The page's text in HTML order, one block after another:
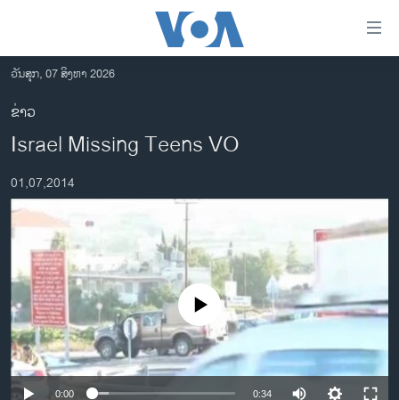
ເຂົ້າ
ຫາ
ຂ້າມ
ຂ້າມ
ໄປ
ຫາ
ຊອກ
ອາເມຣິກາ
ການເລືອກຕັ້ງ ປະທານາທີບໍດີ ສະຫະລັດ 2024
ຂ່າວ​ຈີນ
ໂລກ
ເອເຊຍ
ອິດສະຫຼະພາບດ້ານການຂ່າວ
ຊີວິດຊາວລາວ
ຊຸມຊົນຊາວລາວ
ວັນສຸກ, 07 ສິງຫາ 2026
ຂ່າວ
Israel Missing Teens VO
01,07,2014
No media source currently available
0:00 0:34